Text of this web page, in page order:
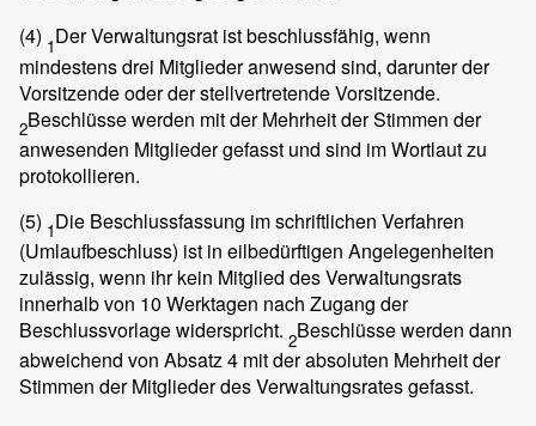
(4) 1Der Verwaltungsrat ist beschlussfähig, wenn
mindestens drei Mitglieder anwesend sind, darunter der
Vorsitzende oder der stellvertretende Vorsitzende.
2Beschlüsse werden mit der Mehrheit der Stimmen der
anwesenden Mitglieder gefasst und sind im Wortlaut zu
protokollieren.
(5) 1Die Beschlussfassung im schriftlichen Verfahren
(Umlaufbeschluss) ist in eilbedürftigen Angelegenheiten
zulässig, wenn ihr kein Mitglied des Verwaltungsrats
innerhalb von 10 Werktagen nach Zugang der
Beschlussvorlage widerspricht. 2Beschlüsse werden dann
abweichend von Absatz 4 mit der absoluten Mehrheit der
Stimmen der Mitglieder des Verwaltungsrates gefasst.